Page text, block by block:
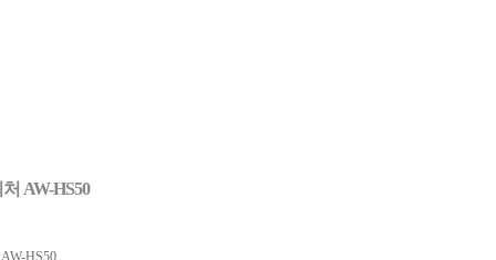
AW-HS50
HS50